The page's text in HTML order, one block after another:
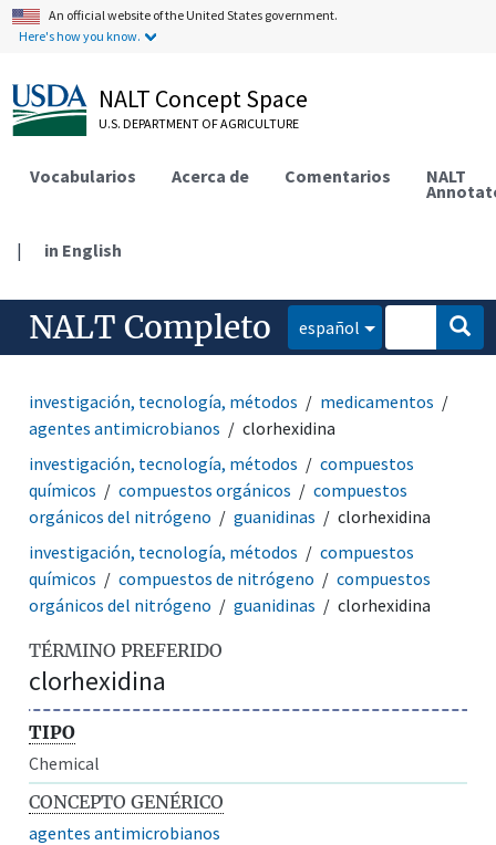
An official website of the United States government.
Here's how you know.
NALT Concept Space
U.S. DEPARTMENT OF AGRICULTURE
Vocabularios Acerca de Comentarios NALT
| in English
NALT Completo español
investigación, tecnología, métodos
medicamentos
agentes antimicrobianos
clorhexidina
investigación, tecnología, métodos
compuestos
químicos
compuestos orgánicos
compuestos
orgánicos del nitrógeno
guanidinas
clorhexidina
investigación, tecnología, métodos
compuestos
químicos
compuestos de nitrógeno
compuestos
orgánicos del nitrógeno
guanidinas clorhexidina
TÉRMINO PREFERIDO
clorhexidina
TIPO
Chemical
CONCEPTO GENÉRICO
agentes antimicrobianos